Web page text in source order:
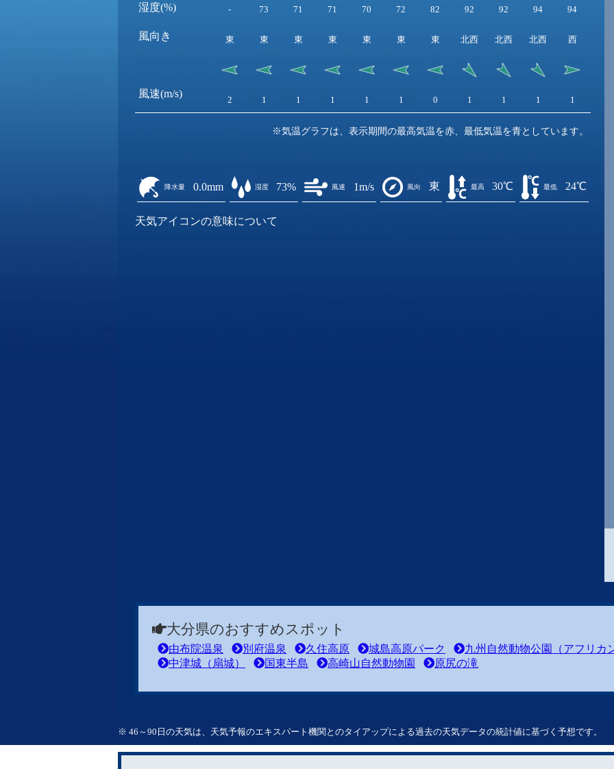
湿度(%)
風向き
風速(m/s)
- 73 71 71 70 72 82 92 92 94 94
東 東 東 東 東 東 東 北西 北西 北西 西
2 1 1 1 1 1 0 1 1 1 1
※気温グラフは、表示期間の最高気温を赤、最低気温を青としています。
降水量 0.0mm 湿度 73% 風速 1m/s 風向 東 最高 30℃ 最低 24℃
天気アイコンの意味について
大分県のおすすめスポット
由布院温泉 別府温泉 久住高原 城島高原パーク
九州自然動物公園（アフリカ
中津城（扇城）
国東半島 高崎山自然動物園 原尻の滝
※ 46～90日の天気は、天気予報のエキスパート機関とのタイアップによる過去の天気データの統計値に基づく予想です。